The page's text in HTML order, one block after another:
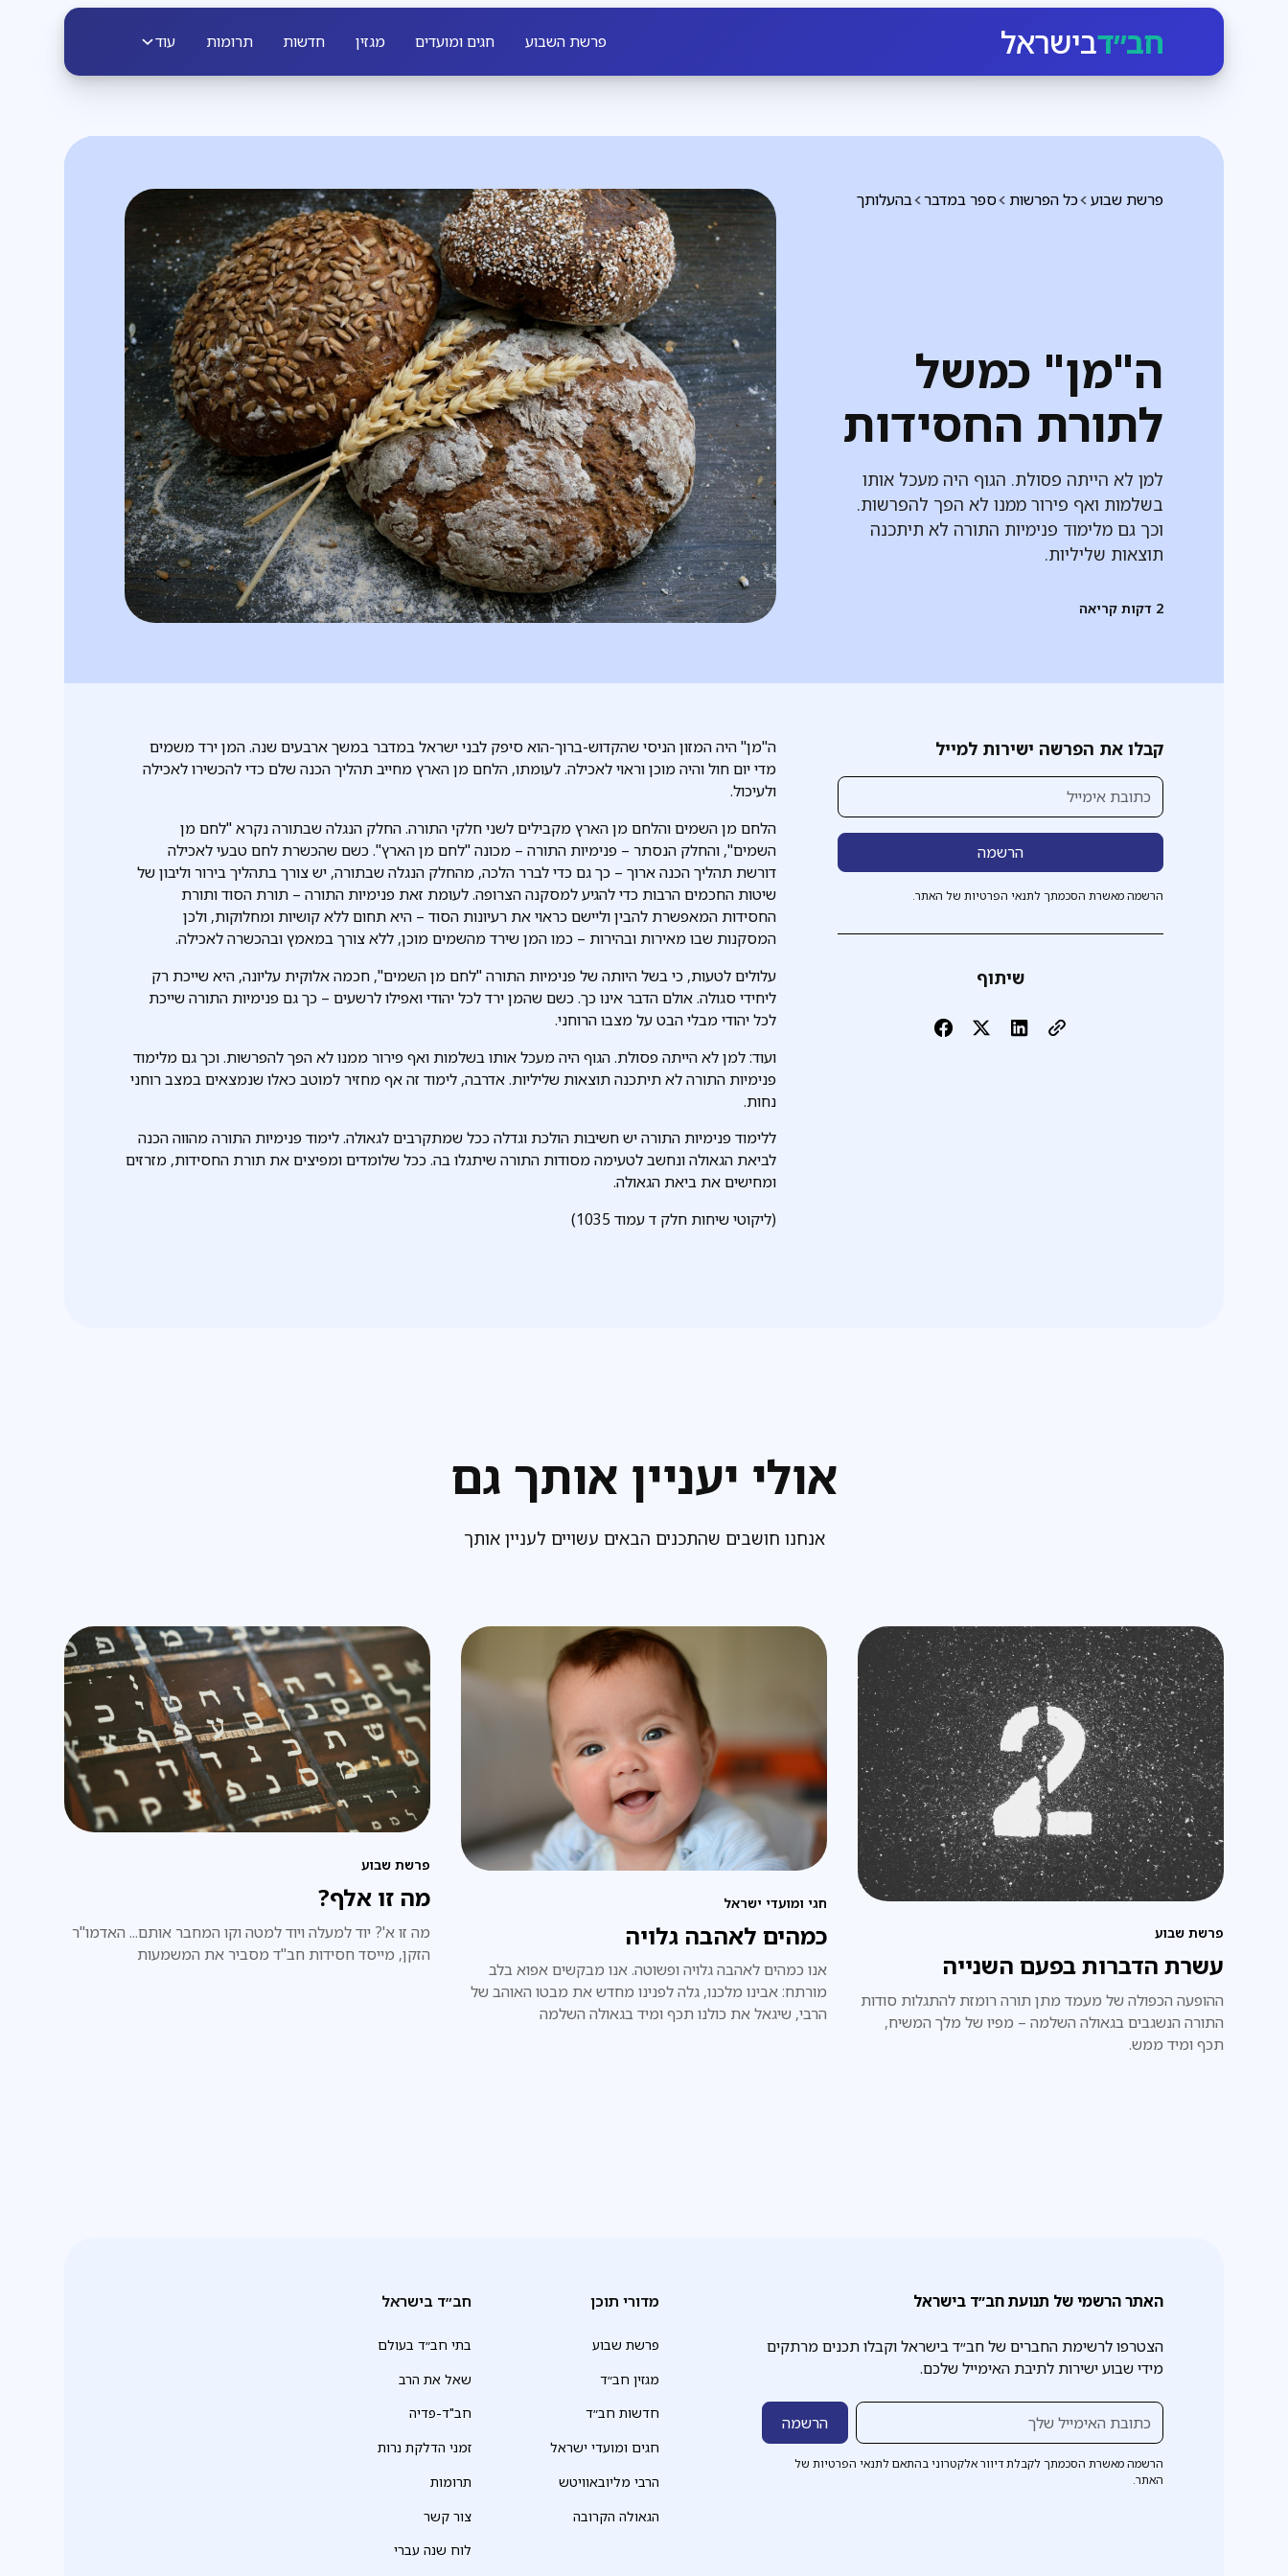
חב״דבישראל פרשת השבוע חגים ומועדים מגזין חדשות תרומות עוד
בהעלותך ספר במדבר כל הפרשות פרשת שבוע
ה"מן" כמשל
לתורת החסידות
למן לא הייתה פסולת. הגוף היה מעכל אותו
בשלמות ואף פירור ממנו לא הפך להפרשות.
וכך גם מלימוד פנימיות התורה לא תיתכנה
תוצאות שליליות.
2 דקות קריאה
קבלו את הפרשה ישירות למייל
הרשמה מאשרת הסכמתך לתנאי הפרטיות של האתר.
שיתוף
ה"מן" היה המזון הניסי שהקדוש-ברוך-הוא סיפק לבני ישראל במדבר במשך ארבעים שנה. המן ירד משמים
מדי יום חול והיה מוכן וראוי לאכילה. לעומתו, הלחם מן הארץ מחייב תהליך הכנה שלם כדי להכשירו לאכילה
ולעיכול.
הלחם מן השמים והלחם מן הארץ מקבילים לשני חלקי התורה. החלק הנגלה שבתורה נקרא "לחם מן
השמים", והחלק הנסתר – פנימיות התורה – מכונה "לחם מן הארץ". כשם שהכשרת לחם טבעי לאכילה
דורשת תהליך הכנה ארוך – כך גם כדי לברר הלכה, מהחלק הנגלה שבתורה, יש צורך בתהליך בירור וליבון של
שיטות החכמים הרבות כדי להגיע למסקנה הצרופה. לעומת זאת פנימיות התורה – תורת הסוד ותורת
החסידות המאפשרת להבין וליישם כראוי את רעיונות הסוד – היא תחום ללא קושיות ומחלוקות, ולכן
המסקנות שבו מאירות ובהירות – כמו המן שירד מהשמים מוכן, ללא צורך במאמץ ובהכשרה לאכילה.
עלולים לטעות, כי בשל היותה של פנימיות התורה "לחם מן השמים", חכמה אלוקית עליונה, היא שייכת רק
ליחידי סגולה. אולם הדבר אינו כך. כשם שהמן ירד לכל יהודי ואפילו לרשעים – כך גם פנימיות התורה שייכת
לכל יהודי מבלי הבט על מצבו הרוחני.
ועוד: למן לא הייתה פסולת. הגוף היה מעכל אותו בשלמות ואף פירור ממנו לא הפך להפרשות. וכך גם מלימוד
פנימיות התורה לא תיתכנה תוצאות שליליות. אדרבה, לימוד זה אף מחזיר למוטב כאלו שנמצאים במצב רוחני
נחות.
ללימוד פנימיות התורה יש חשיבות הולכת וגדלה ככל שמתקרבים לגאולה. לימוד פנימיות התורה מהווה הכנה
לביאת הגאולה ונחשב לטעימה מסודות התורה שיתגלו בה. ככל שלומדים ומפיצים את תורת החסידות, מזרזים
ומחישים את ביאת הגאולה.
(ליקוטי שיחות חלק ד עמוד 1035)
אולי יעניין אותך גם
אנחנו חושבים שהתכנים הבאים עשויים לעניין אותך
פרשת שבוע
עשרת הדברות בפעם השנייה
ההופעה הכפולה של מעמד מתן תורה רומזת להתגלות סודות
התורה הנשגבים בגאולה השלמה – מפיו של מלך המשיח,
תכף ומיד ממש.
חגי ומועדי ישראל
כמהים לאהבה גלויה
אנו כמהים לאהבה גלויה ופשוטה. אנו מבקשים אפוא בלב
מורתח: אבינו מלכנו, גלה לפנינו מחדש את מבטו האוהב של
הרבי, שיגאל את כולנו תכף ומיד בגאולה השלמה
פרשת שבוע
מה זו אלף?
מה זו א'? יוד למעלה ויוד למטה וקו המחבר אותם... האדמו"ר
הזקן, מייסד חסידות חב"ד מסביר את המשמעות
האתר הרשמי של תנועת חב״ד בישראל
הצטרפו לרשימת החברים של חב״ד בישראל וקבלו תכנים מרתקים
מידי שבוע ישירות לתיבת האימייל שלכם.
הרשמה מאשרת הסכמתך לקבלת דיוור אלקטרוני בהתאם לתנאי הפרטיות של
האתר.
מדורי תוכן
פרשת שבוע
מגזין חב״ד
חדשות חב״ד
חגים ומועדי ישראל
הרבי מליובאוויטש
הגאולה הקרובה
חב״ד בישראל
בתי חב״ד בעולם
שאל את הרב
חב"ד-פדיה
זמני הדלקת נרות
תרומות
צור קשר
לוח שנה עברי